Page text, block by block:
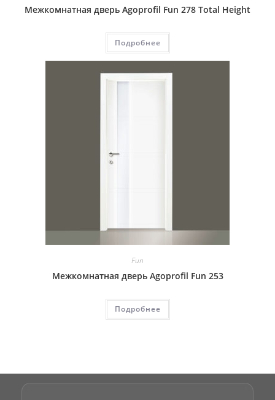
Межкомнатная дверь Agoprofil Fun 278 Total Height
Подробнее
Fun
Межкомнатная дверь Agoprofil Fun 253
Подробнее